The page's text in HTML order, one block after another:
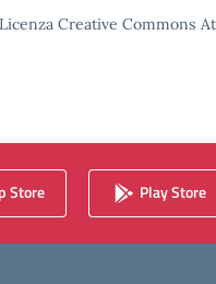
Creative Commons
Store Play Store